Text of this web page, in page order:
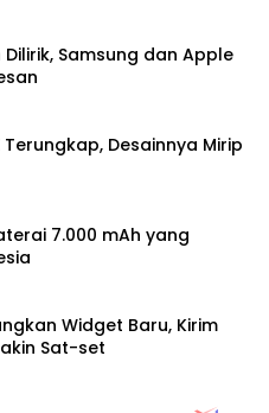
Dilirik, Samsung dan Apple
Terungkap, Desainnya Mirip
7.000 mAh yang
Widget Baru, Kirim
Sat-set